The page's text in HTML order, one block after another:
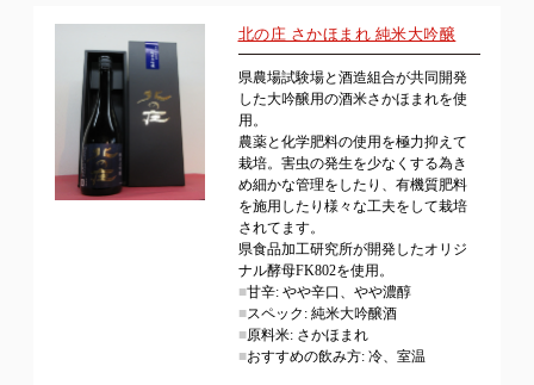
北の庄 さかほまれ 純米大吟醸
県農場試験場と酒造組合が共同開発
した大吟醸用の酒米さかほまれを使
用。
農薬と化学肥料の使用を極力抑えて
栽培。害虫の発生を少なくする為き
め細かな管理をしたり、有機質肥料
を施用したり様々な工夫をして栽培
されてます。
県食品加工研究所が開発したオリジ
ナル酵母FK802を使用。
■甘辛: やや辛口、やや濃醇
■スペック: 純米大吟醸酒
■原料米: さかほまれ
■おすすめの飲み方: 冷、室温